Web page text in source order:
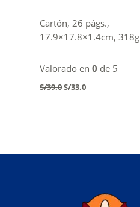
Cartón, 26 págs.,
17.9×17.8×1.4cm, 318g
Valorado en0 de 5
S/39.0Original
S/33.0Current